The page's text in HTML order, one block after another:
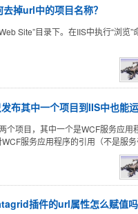
掉url中的项目名称？
Site”目录下。在IIS中执行“浏览
布其中一个项目到IIS中也能运
个项目，其中一个是WCF服务应用
服务应用程序的引用（不是服务
插件的url属性怎么赋值吗